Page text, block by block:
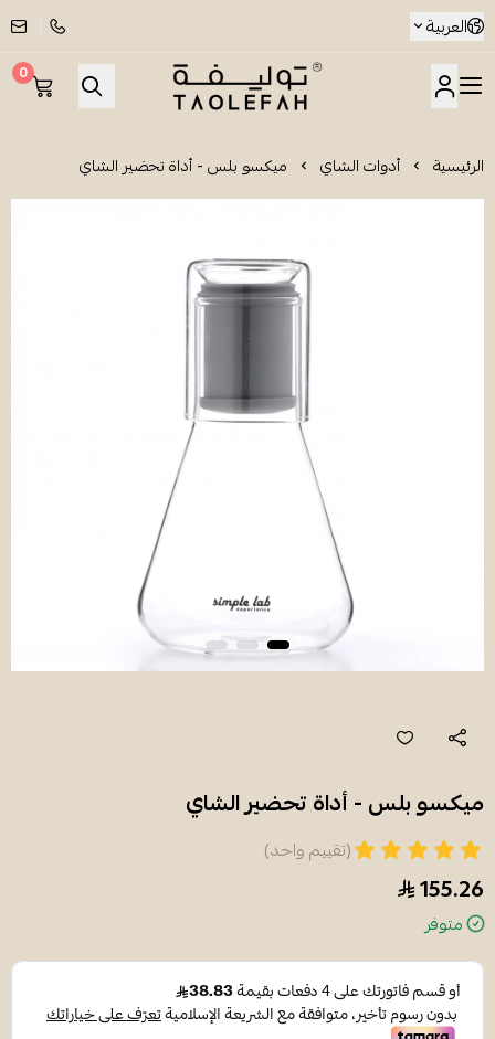
العربية
شاي توليفة
0
الرئيسية أدوات الشاي ميكسو بلس - أداة تحضير الشاي
ميكسو بلس - أداة تحضير الشاي
(تقييم واحد)
155.26
متوفر